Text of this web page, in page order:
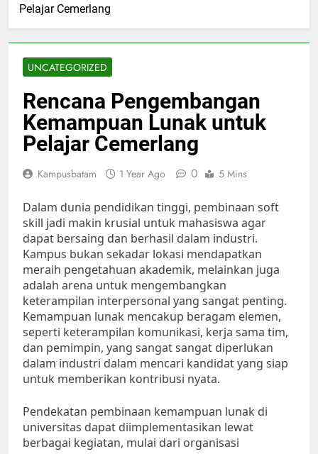
Pelajar Cemerlang
UNCATEGORIZED
Rencana Pengembangan
Kemampuan Lunak untuk
Pelajar Cemerlang
Kampusbatam 1 Year Ago 0 5 Mins
Dalam dunia pendidikan tinggi, pembinaan soft
skill jadi makin krusial untuk mahasiswa agar
dapat bersaing dan berhasil dalam industri.
Kampus bukan sekadar lokasi mendapatkan
meraih pengetahuan akademik, melainkan juga
adalah arena untuk mengembangkan
keterampilan interpersonal yang sangat penting.
Kemampuan lunak mencakup beragam elemen,
seperti keterampilan komunikasi, kerja sama tim,
dan pemimpin, yang sangat sangat diperlukan
dalam industri dalam mencari kandidat yang siap
untuk memberikan kontribusi nyata.
Pendekatan pembinaan kemampuan lunak di
universitas dapat diimplementasikan lewat
berbagai kegiatan, mulai dari organisasi